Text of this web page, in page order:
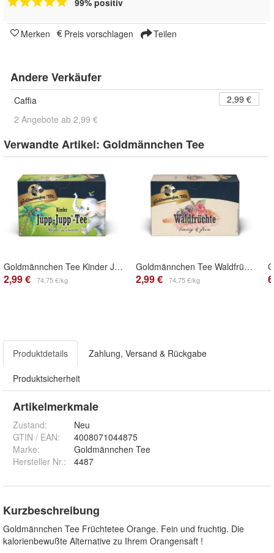
Merken Preis vorschlagen Teilen
Andere Verkäufer
Caffia
2,99 €
2 Angebote ab 2,99 €
Verwandte Artikel: Goldmännchen Tee
Goldmännchen Tee Kinder Jupp Jupp Apfel Limette
2,99 € 74,75 €/kg
Goldmännchen Tee Waldfrüchte
2,99 € 74,75 €/kg
Produktdetails Zahlung, Versand & Rückgabe
Produktsicherheit
Artikelmerkmale
Zustand:
Neu
GTIN / EAN:
4008071044875
Marke:
Goldmännchen Tee
Hersteller Nr.:
4487
Kurzbeschreibung
Goldmännchen Tee Früchtetee Orange. Fein und fruchtig. Die
kalorienbewußte Alternative zu Ihrem Orangensaft !